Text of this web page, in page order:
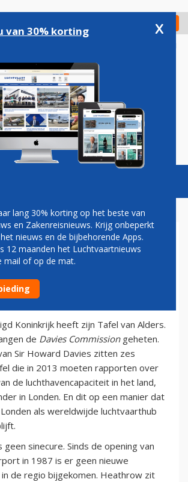
Check in
Podcasts Vacatures
BURGHOUWT: DE
LONDEN
Koninkrijk heeft zijn Tafel van Alders.
de Davies Commissiongeheten.
Sir Howard Davies zitten zes
die in 2013 moeten rapporten over
de luchthavencapaciteit in het land,
in Londen. En dit op een manier dat
als wereldwijde luchtvaarthub
geen sinecure. Sinds de opening van
in 1987 is er geen nieuwe
de regio bijgekomen. Heathrow zit
van 30% korting x
lang 30% korting op het beste van
en Zakenreisnieuws. Krijg onbeperkt
nieuws en de bijbehorende Apps.
12 maanden het Luchtvaartnieuws
mail of op de mat.